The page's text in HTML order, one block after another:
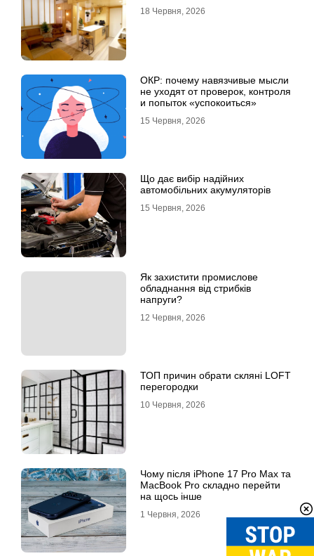
18 Червня, 2026
ОКР: почему навязчивые мысли
не уходят от проверок, контроля
и попыток «успокоиться»
15 Червня, 2026
Що дає вибір надійних
автомобільних акумуляторів
15 Червня, 2026
Як захистити промислове
обладнання від стрибків
напруги?
12 Червня, 2026
ТОП причин обрати скляні LOFT
перегородки
10 Червня, 2026
Чому після iPhone 17 Pro Max та
MacBook Pro складно перейти
на щось інше
1 Червня, 2026